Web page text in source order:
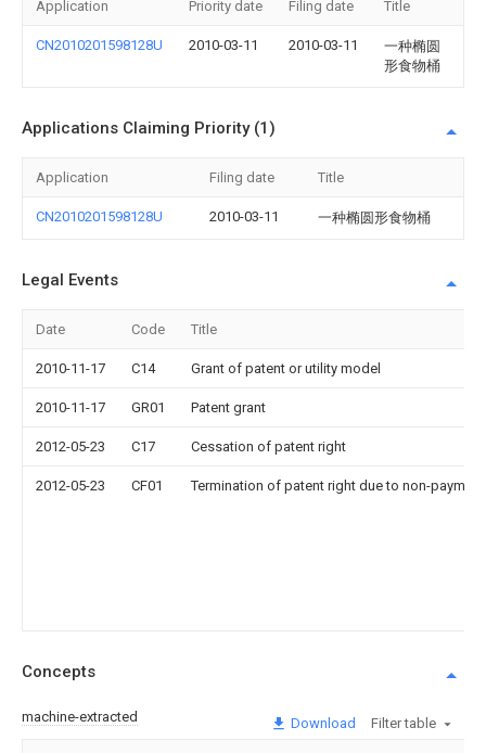
Application Priority date Filing date Title
CN2010201598128U 2010-03-11 2010-03-11
一种椭圆
形食物桶
Applications Claiming Priority (1)
Application Filing date Title
CN2010201598128U 2010-03-11 一种椭圆形食物桶
Legal Events
Date Code Title
2010-11-17 C14 Grant of patent or utility model
2010-11-17 GR01 Patent grant
2012-05-23 C17 Cessation of patent right
2012-05-23 CF01 Termination of patent right due to non-
Concepts
machine-extracted Download Filter table